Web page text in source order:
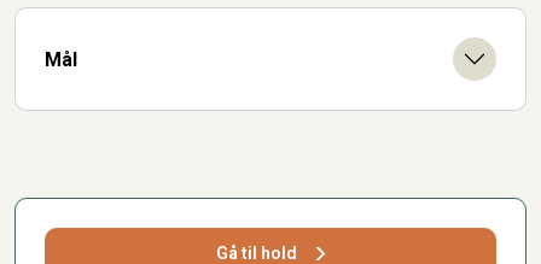
Mål
Gå til hold